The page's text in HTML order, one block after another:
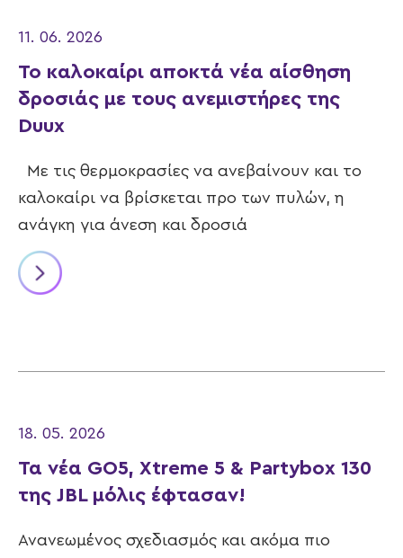
11. 06. 2026
Το καλοκαίρι αποκτά νέα αίσθηση
δροσιάς με τους ανεμιστήρες της
Duux
Με τις θερμοκρασίες να ανεβαίνουν και το
καλοκαίρι να βρίσκεται προ των πυλών, η
ανάγκη για άνεση και δροσιά
18. 05. 2026
Τα νέα GO5, Xtreme 5 & Partybox 130
της JBL μόλις έφτασαν!
Ανανεωμένος σχεδιασμός και ακόμα πιο